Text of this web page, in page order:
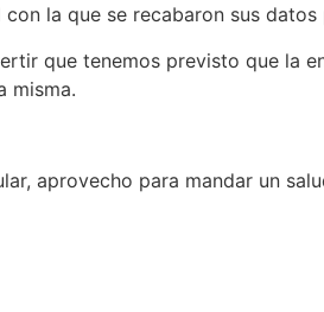
la que se recabaron sus datos
que tenemos previsto que la
misma.
aprovecho para mandar un